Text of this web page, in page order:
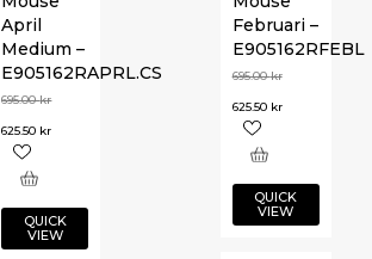
Februari –
E905162RFEBL
695.00kr
625.50 kr
QUICK
VIEW
April
Medium –
E905162RAPRL.CS
695.00kr
625.50 kr
QUICK
VIEW